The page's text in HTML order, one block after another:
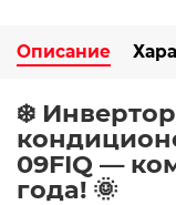
Описание
❄️
09FIQ —
года! 🌞